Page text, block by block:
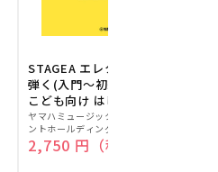
STAGEA エレクトーンで
弾く(入門～初級) Vol.86
こども向け はじめよう！
ELB-02(楽器のトリセツ
付)
販
売
元:
ヤマハミュージックエンタテインメ
ントホールディングス
通常価格
2,750 円（税込）